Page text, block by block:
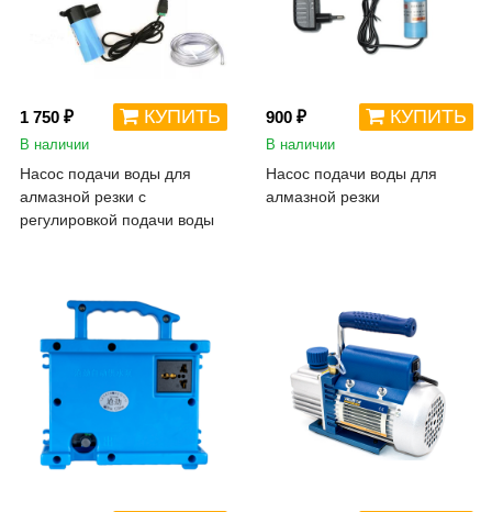
1 750 ₽ КУПИТЬ
В наличии
Насос подачи воды для
алмазной резки с
регулировкой подачи воды
900 ₽ КУПИТЬ
В наличии
Насос подачи воды для
алмазной резки